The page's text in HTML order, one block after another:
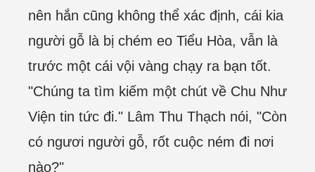
nên hắn cũng không thể xác định, cái kia
người gỗ là bị chém eo Tiểu Hòa, vẫn là
trước một cái vội vàng chạy ra bạn tốt.
"Chúng ta tìm kiếm một chút về Chu Như
Viện tin tức đi." Lâm Thu Thạch nói, "Còn
có ngươi người gỗ, rốt cuộc ném đi nơi
nào?"